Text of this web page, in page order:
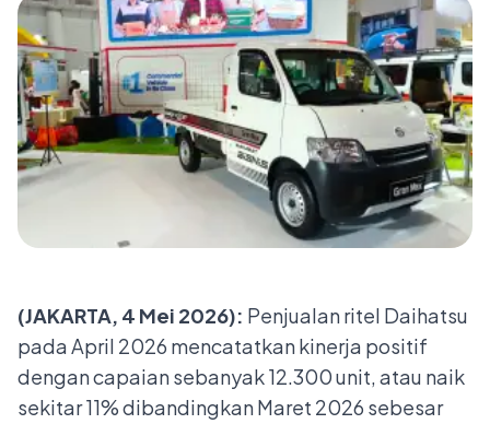
(JAKARTA, 4 Mei 2026): Penjualan ritel Daihatsu
pada April 2026 mencatatkan kinerja positif
dengan capaian sebanyak 12.300 unit, atau naik
sekitar 11% dibandingkan Maret 2026 sebesar